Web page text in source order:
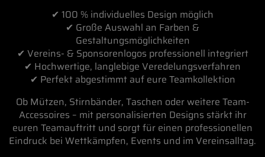
✔ 100 % individuelles Design möglich
✔ Große Auswahl an Farben &
Gestaltungsmöglichkeiten
✔ Vereins- & Sponsorenlogos professionell integriert
✔ Hochwertige, langlebige Veredelungsverfahren
✔ Perfekt abgestimmt auf eure Teamkollektion
Ob Mützen, Stirnbänder, Taschen oder weitere Team-
Accessoires – mit personalisierten Designs stärkt ihr
euren Teamauftritt und sorgt für einen professionellen
Eindruck bei Wettkämpfen, Events und im Vereinsalltag.